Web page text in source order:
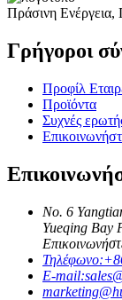
Πράσινη
Γρήγοροι
Προφίλ
Προϊόντα
Συχνές
No. 6
Yueqing Bay
Τηλέφωνο:
E-mail: